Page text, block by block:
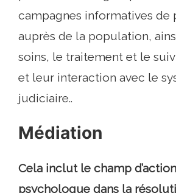
campagnes informatives de
auprès de la population,
soins, le traitement et le
et leur interaction avec le
judiciaire..
Médiation
Cela inclut le champ
psychologue dans la